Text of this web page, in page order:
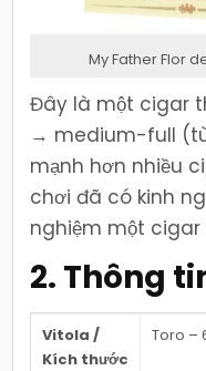
My Father Flor
Đây là một cigar
→ medium-full
mạnh hơn nhiều
chơi đã có kinh
nghiệm một cigar
2. Thông
Vitola /
Kích thước
Toro –